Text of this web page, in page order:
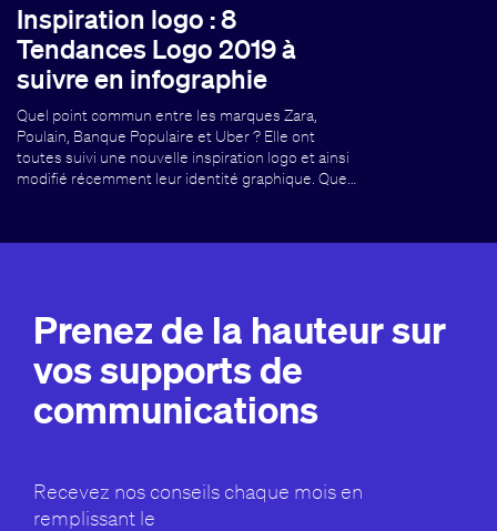
Inspiration logo : 8
Tendances Logo 2019 à
suivre en infographie
Quel point commun entre les marques Zara,
Poulain, Banque Populaire et Uber ? Elle ont
toutes suivi une nouvelle inspiration logo et ainsi
modifié récemment leur identité graphique. Que…
Prenez de la hauteur sur
vos supports de
communications
Recevez nos conseils chaque mois en
remplissant le